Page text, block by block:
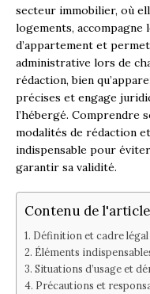
secteur immobilier, où
logements, accompagne
d’appartement et
administrative lors de
rédaction, bien
précises et engage
l’hébergé. Comprendre
modalités de rédaction
indispensable pour
garantir sa validité.
Contenu de l'article
Définition et cadre légal
Éléments
Situations d’usage et
Précautions et